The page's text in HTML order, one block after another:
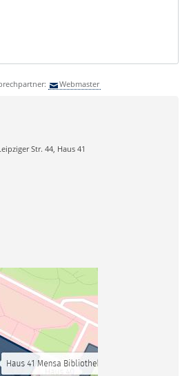
Webmaster
Str. 44, Haus 41